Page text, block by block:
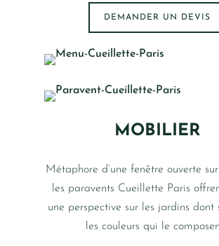
DEMANDER UN DEVIS
MOBILIER
Métaphore d’une fenêtre ouverte sur
les paravents Cueillette Paris
une perspective sur les jardins dont
les couleurs qui le